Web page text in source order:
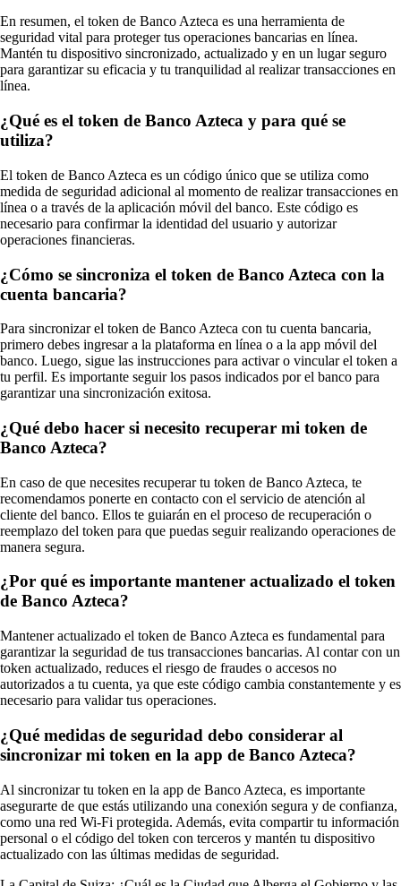
En resumen, el token de Banco Azteca es una herramienta de
seguridad vital para proteger tus operaciones bancarias en línea.
Mantén tu dispositivo sincronizado, actualizado y en un lugar seguro
para garantizar su eficacia y tu tranquilidad al realizar transacciones en
línea.
¿Qué es el token de Banco Azteca y para qué se
utiliza?
El token de Banco Azteca es un código único que se utiliza como
medida de seguridad adicional al momento de realizar transacciones en
línea o a través de la aplicación móvil del banco. Este código es
necesario para confirmar la identidad del usuario y autorizar
operaciones financieras.
¿Cómo se sincroniza el token de Banco Azteca con la
cuenta bancaria?
Para sincronizar el token de Banco Azteca con tu cuenta bancaria,
primero debes ingresar a la plataforma en línea o a la app móvil del
banco. Luego, sigue las instrucciones para activar o vincular el token a
tu perfil. Es importante seguir los pasos indicados por el banco para
garantizar una sincronización exitosa.
¿Qué debo hacer si necesito recuperar mi token de
Banco Azteca?
En caso de que necesites recuperar tu token de Banco Azteca, te
recomendamos ponerte en contacto con el servicio de atención al
cliente del banco. Ellos te guiarán en el proceso de recuperación o
reemplazo del token para que puedas seguir realizando operaciones de
manera segura.
¿Por qué es importante mantener actualizado el token
de Banco Azteca?
Mantener actualizado el token de Banco Azteca es fundamental para
garantizar la seguridad de tus transacciones bancarias. Al contar con un
token actualizado, reduces el riesgo de fraudes o accesos no
autorizados a tu cuenta, ya que este código cambia constantemente y es
necesario para validar tus operaciones.
¿Qué medidas de seguridad debo considerar al
sincronizar mi token en la app de Banco Azteca?
Al sincronizar tu token en la app de Banco Azteca, es importante
asegurarte de que estás utilizando una conexión segura y de confianza,
como una red Wi-Fi protegida. Además, evita compartir tu información
personal o el código del token con terceros y mantén tu dispositivo
actualizado con las últimas medidas de seguridad.